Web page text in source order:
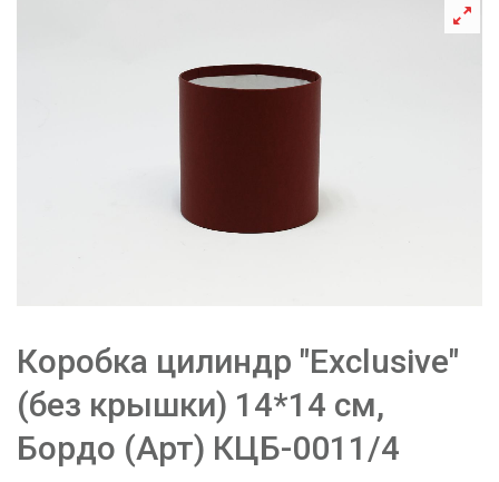
Коробка цилиндр "Exclusive"
(без крышки) 14*14 см,
Бордо (Арт) КЦБ-0011/4